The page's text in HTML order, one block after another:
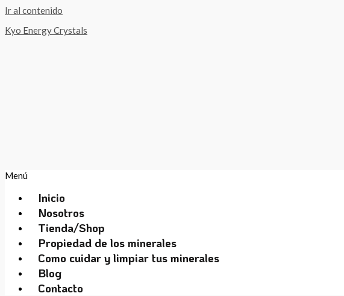
Ir al contenido
Kyo Energy Crystals
Menú
Inicio
Nosotros
Tienda/Shop
Propiedad de los minerales
Como cuidar y limpiar tus minerales
Blog
Contacto